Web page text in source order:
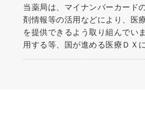
当薬局は、マイナンバーカード
剤情報等の活用などにより、医
を提供できるよう取り組んでい
用する等、国が進める医療ＤＸ